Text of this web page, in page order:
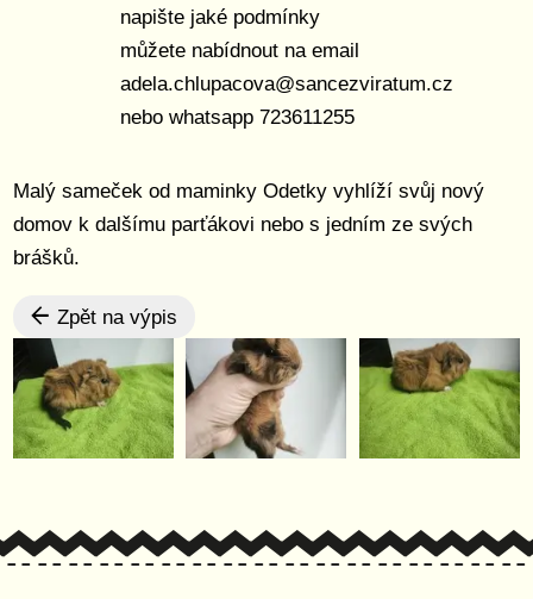
Malý sameček od maminky Odetky vyhlíží svůj nový
domov k dalšímu parťákovi nebo s jedním ze svých
brášků.
Zpět na výpis
napište jaké podmínky
můžete nabídnout na email
adela.chlupacova@sancezviratum.cz
nebo whatsapp 723611255